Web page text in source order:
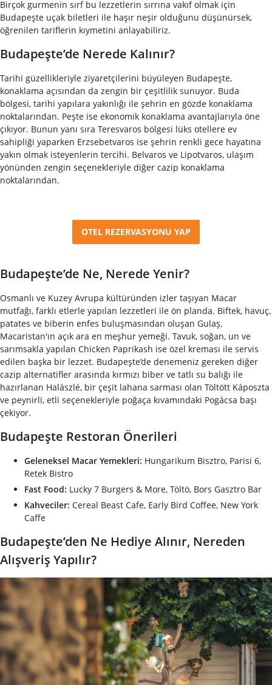
Birçok gurmenin sırf bu lezzetlerin sırrına vakıf olmak için
Budapeşte uçak biletleri ile haşır neşir olduğunu düşünürsek,
öğrenilen tariflerin kıymetini anlayabiliriz.
Budapeşte’de Nerede Kalınır?
Tarihi güzellikleriyle ziyaretçilerini büyüleyen Budapeşte,
konaklama açısından da zengin bir çeşitlilik sunuyor. Buda
bölgesi, tarihi yapılara yakınlığı ile şehrin en gözde konaklama
noktalarından. Peşte ise ekonomik konaklama avantajlarıyla öne
çıkıyor. Bunun yanı sıra Teresvaros bölgesi lüks otellere ev
sahipliği yaparken Erzsebetvaros ise şehrin renkli gece hayatına
yakın olmak isteyenlerin tercihi. Belvaros ve Lipotvaros, ulaşım
yönünden zengin seçenekleriyle diğer cazip konaklama
noktalarından.
OTEL REZERVASYONU YAP
Budapeşte’de Ne, Nerede Yenir?
Osmanlı ve Kuzey Avrupa kültüründen izler taşıyan Macar
mutfağı, farklı etlerle yapılan lezzetleri ile ön planda. Biftek, havuç,
patates ve biberin enfes buluşmasından oluşan Gulaş,
Macaristan'ın açık ara en meşhur yemeği. Tavuk, soğan, un ve
sarımsakla yapılan Chicken Paprikash ise özel kreması ile servis
edilen başka bir lezzet. Budapeşte’de denemeniz gereken diğer
cazip alternatifler arasında kırmızı biber ve tatlı su balığı ile
hazırlanan Halászlé, bir çeşit lahana sarması olan Töltött Káposzta
ve peynirli, etli seçenekleriyle poğaça kıvamındaki Pogácsa başı
çekiyor.
Budapeşte Restoran Önerileri
Geleneksel Macar Yemekleri: Hungarikum Bisztro, Parisi 6,
Retek Bistro
Fast Food: Lucky 7 Burgers & More, Töltö, Bors Gasztro Bar
Kahveciler: Cereal Beast Cafe, Early Bird Coffee, New York
Caffe
Budapeşte’den Ne Hediye Alınır, Nereden
Alışveriş Yapılır?